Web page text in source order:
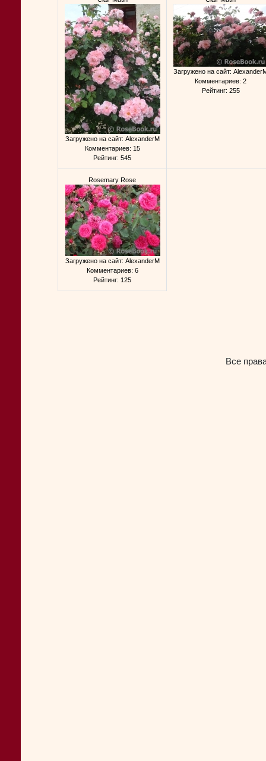
Загружено на сайт: AlexanderM
Комментариев: 15
Рейтинг: 545
Загружено на сайт:
Комментариев: 2
Рейтинг: 255
Rosemary Rose
Загружено на сайт: AlexanderM
Комментариев: 6
Рейтинг: 125
Все